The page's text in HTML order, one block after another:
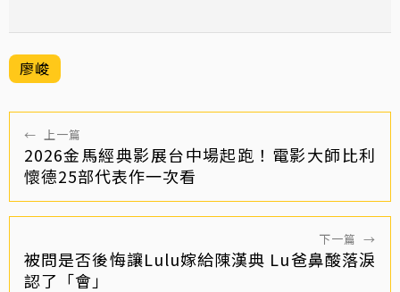
廖峻
← 上一篇
2026金馬經典影展台中場起跑！電影大師比利
懷德25部代表作一次看
下一篇 →
被問是否後悔讓Lulu嫁給陳漢典 Lu爸鼻酸落淚
認了「會」